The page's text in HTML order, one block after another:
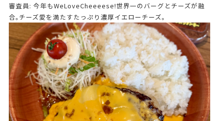
審査員: 今年もWeLoveCheeeese!世界一のバーグとチーズが融
合｡チーズ愛を満たすたっぷり濃厚イエローチーズ｡